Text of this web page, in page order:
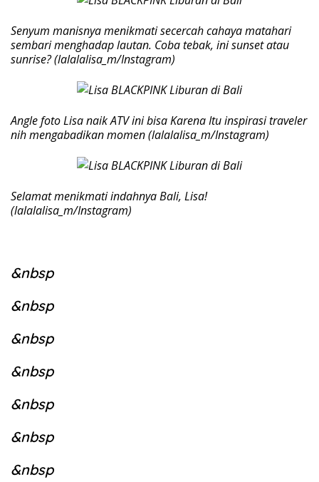
Senyum manisnya menikmati secercah cahaya matahari
sembari menghadap lautan. Coba tebak, ini sunset atau
sunrise? (lalalalisa_m/Instagram)
Angle foto Lisa naik ATV ini bisa Karena Itu inspirasi traveler
nih mengabadikan momen (lalalalisa_m/Instagram)
Selamat menikmati indahnya Bali, Lisa!
(lalalalisa_m/Instagram)
&nbsp
&nbsp
&nbsp
&nbsp
&nbsp
&nbsp
&nbsp